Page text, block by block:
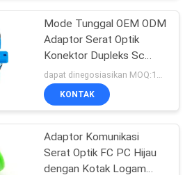
Mode Tunggal OEM ODM
Adaptor Serat Optik
Konektor Dupleks Sc
Cepat Cepat
KONTAK
Adaptor Komunikasi
Serat Optik FC PC Hijau
dengan Kotak Logam